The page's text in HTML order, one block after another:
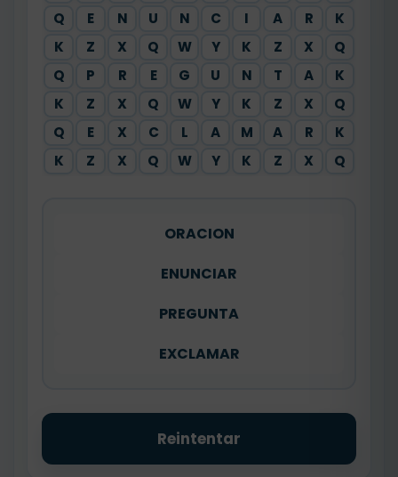
Q
E N U N C I A R
K
K
Z X Q W Y K Z X
Q
Q
P R E G U N T A
K
K
Z X Q W Y K Z X
Q
Q
E X C L A M A R
K
K
Z X Q W Y K Z X Q
ORACION
ENUNCIAR
PREGUNTA
EXCLAMAR
Reintentar